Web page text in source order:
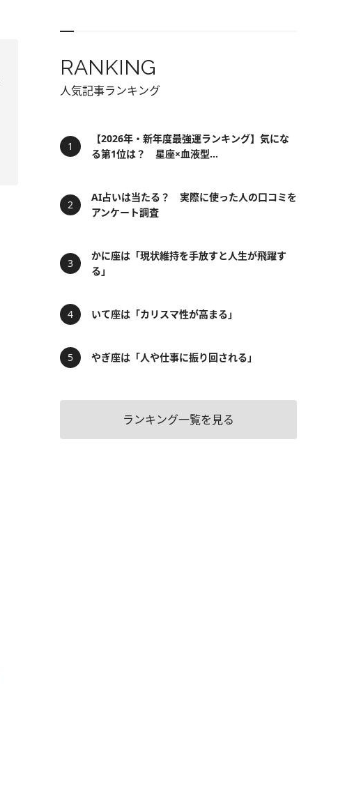
RANKING
人気記事ランキング
【2026年・新年度最強運ランキング】気にな
る第1位は？ 星座×血液型...
AI占いは当たる？ 実際に使った人の口コミを
アンケート調査
かに座は「現状維持を手放すと人生が飛躍す
る」
いて座は「カリスマ性が高まる」
やぎ座は「人や仕事に振り回される」
ランキング一覧を見る